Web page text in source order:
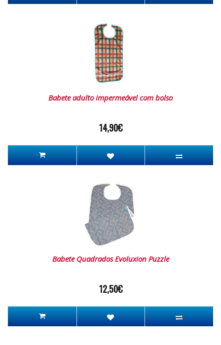
Babete adulto impermeável com bolso
14,90€
Babete Quadrados Evoluxion Puzzle
12,50€